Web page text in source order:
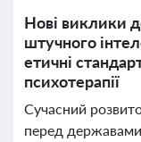
Нові виклики
штучного
етичні
психотерапії
Сучасний
перед